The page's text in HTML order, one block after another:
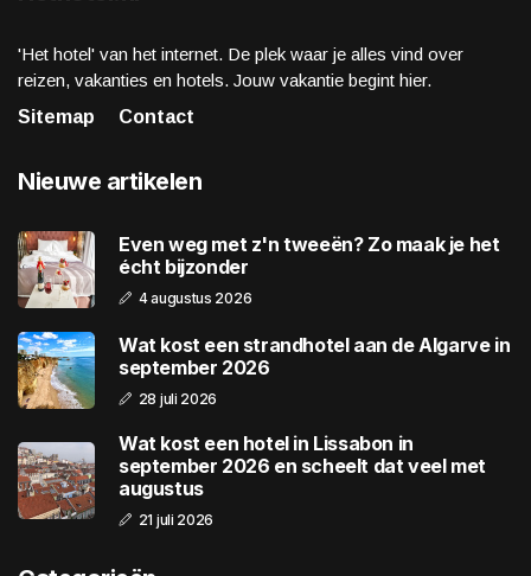
'Het hotel' van het internet. De plek waar je alles vind over
reizen, vakanties en hotels. Jouw vakantie begint hier.
Sitemap
Contact
Nieuwe artikelen
Even weg met z'n tweeën? Zo maak je het
écht bijzonder
4 augustus 2026
Wat kost een strandhotel aan de Algarve in
september 2026
28 juli 2026
Wat kost een hotel in Lissabon in
september 2026 en scheelt dat veel met
augustus
21 juli 2026